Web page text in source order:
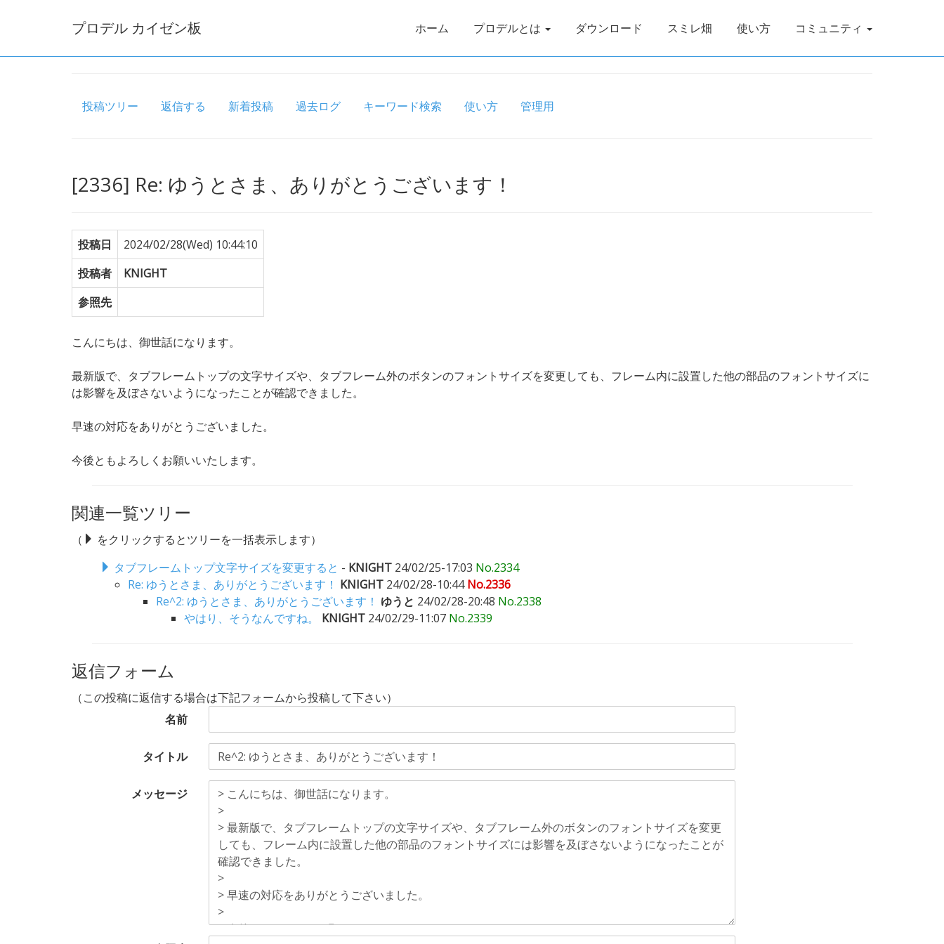
プロデル カイゼン板 ホーム プロデルとは ダウンロード スミレ畑 使い方 コミュニティ
投稿ツリー 返信する 新着投稿 過去ログ キーワード検索 使い方 管理用
[2336] Re: ゆうとさま、ありがとうございます！
投稿日
2024/02/28(Wed) 10:44:10
投稿者
KNIGHT
参照先
こんにちは、御世話になります。
最新版で、タブフレームトップの文字サイズや、タブフレーム外のボタンのフォントサイズを変更しても、フレーム内に設置した他の部品のフォントサイズに
は影響を及ぼさないようになったことが確認できました。
早速の対応をありがとうございました。
今後ともよろしくお願いいたします。
関連一覧ツリー
（
をクリックするとツリーを一括表示します）
タブフレームトップ文字サイズを変更すると - KNIGHT 24/02/25-17:03 No.2334
Re: ゆうとさま、ありがとうございます！ KNIGHT 24/02/28-10:44No.2336
Re^2: ゆうとさま、ありがとうございます！ ゆうと 24/02/28-20:48 No.2338
やはり、そうなんですね。
KNIGHT 24/02/29-11:07 No.2339
返信フォーム
（この投稿に返信する場合は下記フォームから投稿して下さい）
名前
タイトル
メッセージ